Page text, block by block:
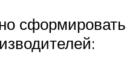
сформировать